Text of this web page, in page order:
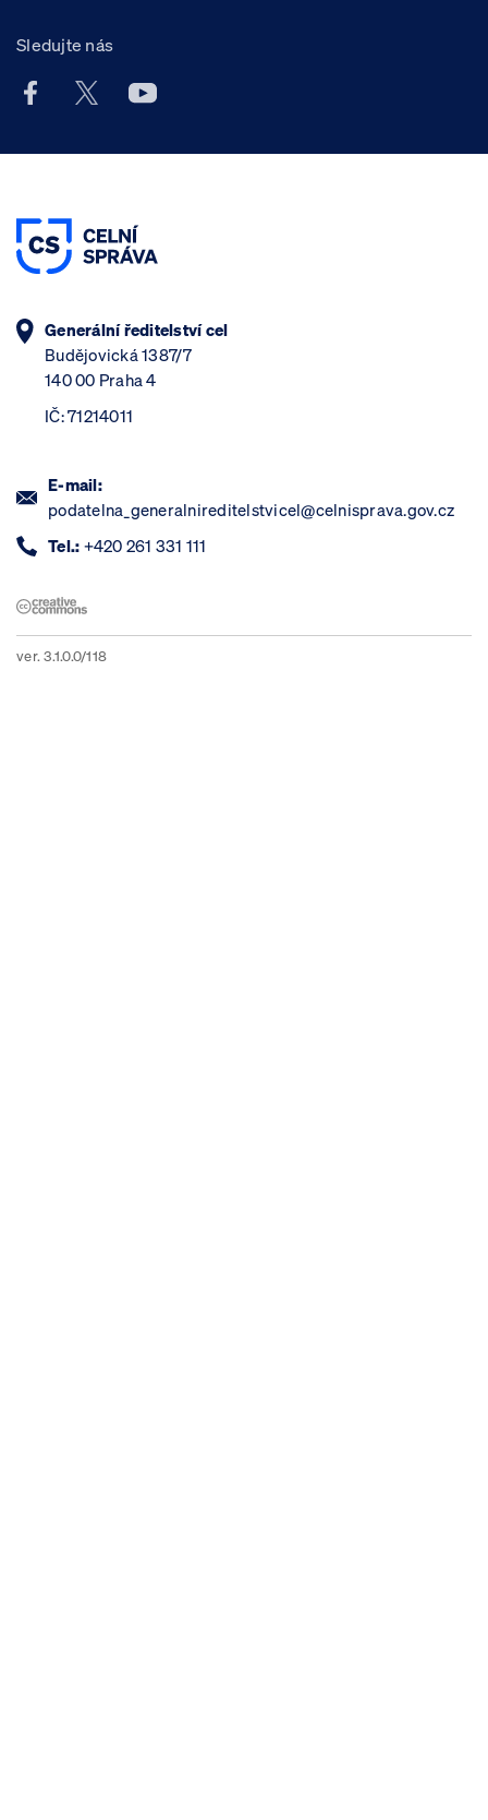
Sledujte nás
Facebook účet Celní správy ČR
X účet Celní správy ČR
Youtube účet Celní správy ČR
Generální ředitelství cel
Budějovická 1387/7
140 00 Praha 4
IČ: 71214011
E-mail:
podatelna_generalnireditelstvicel@celnisprava.gov.cz
Tel.: +420 261 331 111
ver. 3.1.0.0/118